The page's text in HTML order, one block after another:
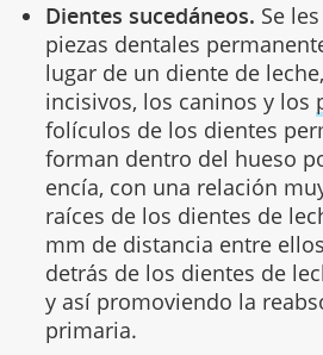
Dientes sucedáneos. Se
piezas dentales
lugar de un diente de
incisivos, los caninos y los
folículos de los dientes
forman dentro del hueso
encía, con una relación
raíces de los dientes de
mm de distancia entre
detrás de los dientes de
y así promoviendo la
primaria.